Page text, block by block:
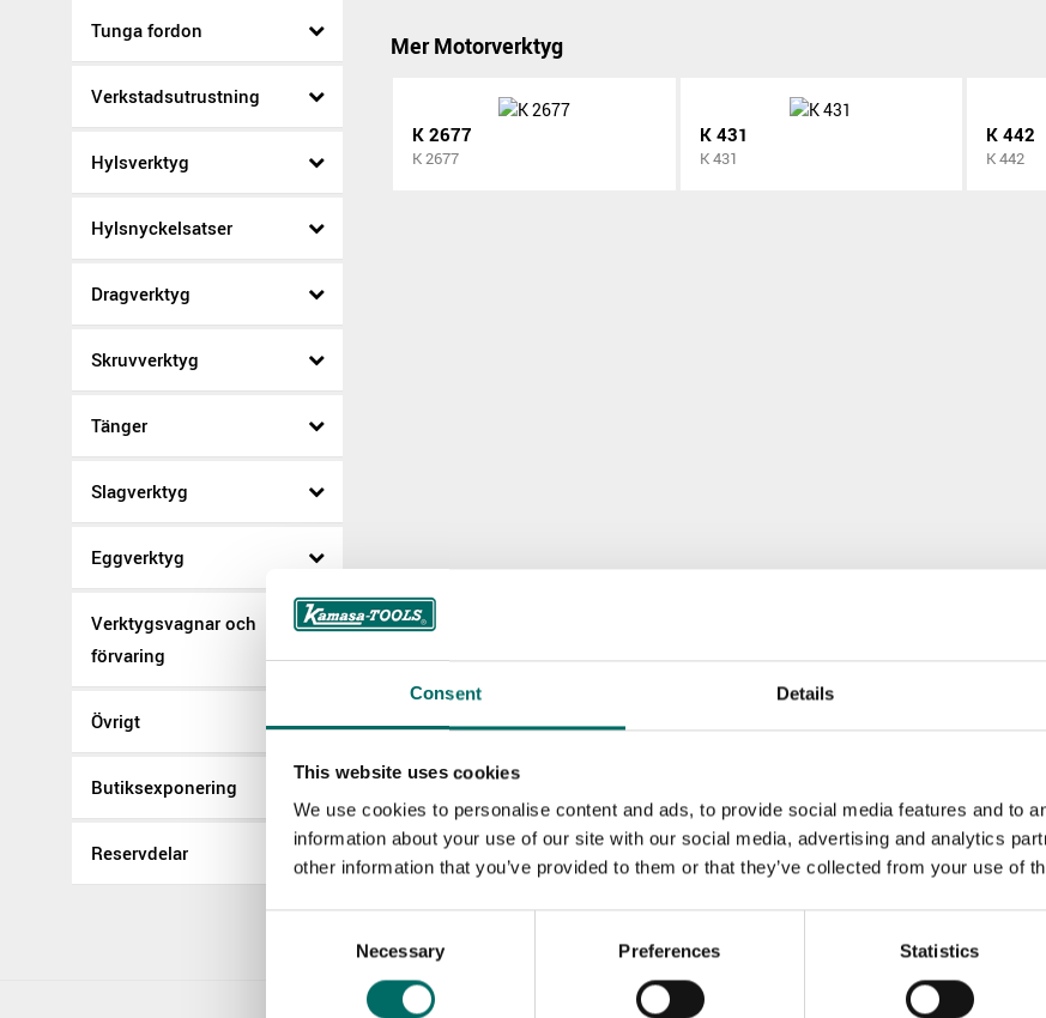
Consent Details
This website uses cookies
We use cookies to personalise content and ads, to provide social media features and to
information about your use of our site with our social media, advertising and analytics
other information that you’ve provided to them or that they’ve collected from your use of
Necessary Preferences Statistics
Tunga fordon
Verkstadsutrustning
Hylsverktyg
Hylsnyckelsatser
Dragverktyg
Skruvverktyg
Tänger
Slagverktyg
Eggverktyg
Verktygsvagnar och
förvaring
Övrigt
Butiksexponering
Reservdelar
Mer Motorverktyg
K 2677
K 2677
K 431
K 431
K 442
K 442